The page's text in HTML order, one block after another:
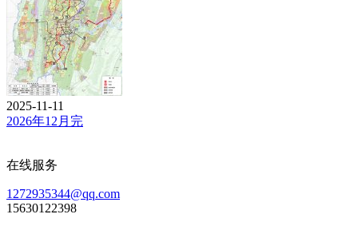
2025-11-11
2026年12月完
在线服务
1272935344@qq.com
15630122398